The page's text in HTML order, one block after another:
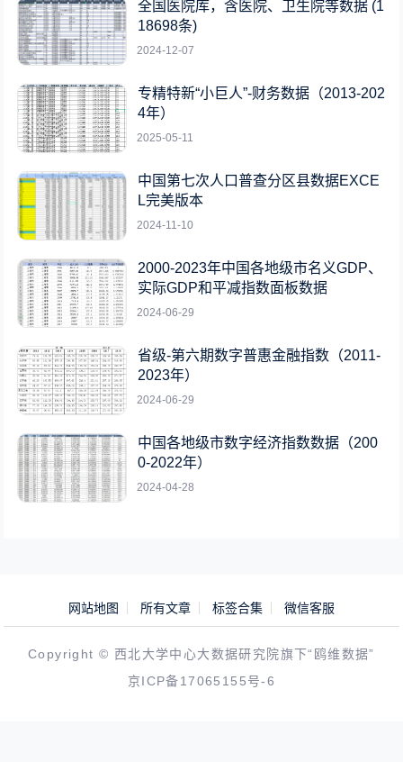
全国医院库，含医院、卫生院等数据 (1
18698条)
2024-12-07
专精特新“小巨人”-财务数据（2013-202
4年）
2025-05-11
中国第七次人口普查分区县数据EXCE
L完美版本
2024-11-10
2000-2023年中国各地级市名义GDP、
实际GDP和平减指数面板数据
2024-06-29
省级-第六期数字普惠金融指数（2011-
2023年）
2024-06-29
中国各地级市数字经济指数数据（200
0-2022年）
2024-04-28
网站地图 所有文章 标签合集 微信客服
Copyright © 西北大学中心大数据研究院旗下“鸥维数据”
京ICP备17065155号-6